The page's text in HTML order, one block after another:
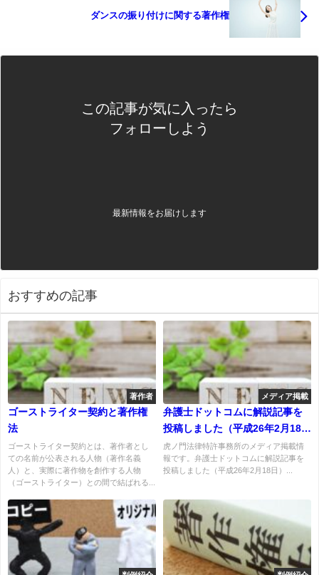
ダンスの振り付けに関する著作権
この記事が気に入ったら
フォローしよう
最新情報をお届けします
おすすめの記事
著作者
ゴーストライター契約と著作権
法
ゴーストライター契約とは、著作者とし
ての名前が公表される人物（著作名義
人）と、実際に著作物を創作する人物
（ゴーストライター）との間で結ばれる...
メディア掲載
弁護士ドットコムに解説記事を
投稿しました（平成26年2月18
日）
虎ノ門法律特許事務所のメディア掲載情
報です。弁護士ドットコムに解説記事を
投稿しました（平成26年2月18日）...